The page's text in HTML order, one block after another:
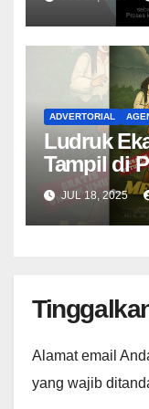
ADVERTORIAL
Ludruk
Tampil di
Mentiung”
JUL 18, 2025
Alamat email
yang wajib